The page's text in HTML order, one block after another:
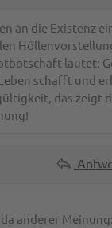
an die Existenz
lautet:
schafft und
das zeigt
anderer